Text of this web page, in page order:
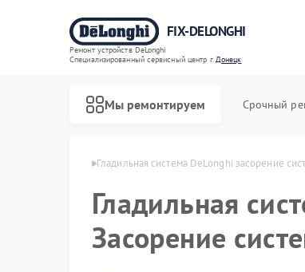
FIX-DELONGHI
Ремонт устройств DeLonghi
Специализированный cервисный центр г.Донецк
Мы ремонтируем Срочный
в Донецке Гладильная система DeLonghi засорение
Гладильная
Засорение